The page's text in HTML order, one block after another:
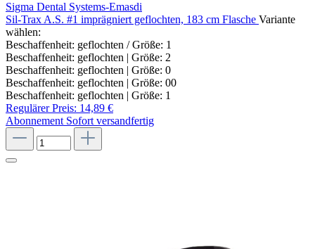
Sigma Dental Systems-Emasdi
Sil-Trax A.S. #1 imprägniert geflochten, 183 cm Flasche Variante
wählen:
Beschaffenheit: geflochten / Größe: 1
Beschaffenheit: geflochten | Größe: 2
Beschaffenheit: geflochten | Größe: 0
Beschaffenheit: geflochten | Größe: 00
Beschaffenheit: geflochten | Größe: 1
Regulärer Preis: 14,89 €
Abonnement Sofort versandfertig